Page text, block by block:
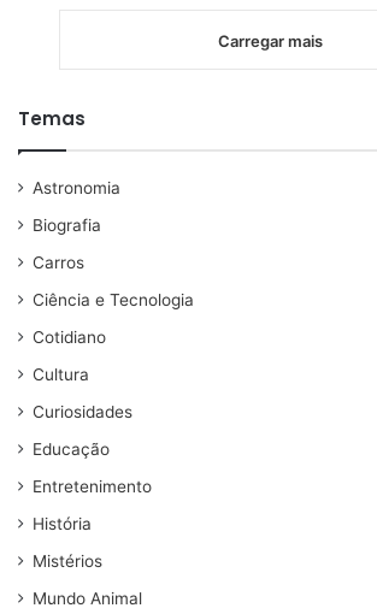
Carregar mais
Temas
Astronomia
Biografia
Carros
Ciência e Tecnologia
Cotidiano
Cultura
Curiosidades
Educação
Entretenimento
História
Mistérios
Mundo Animal